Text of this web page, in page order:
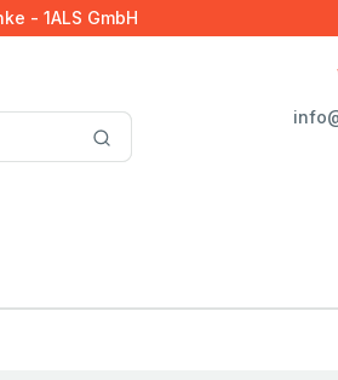
- 1ALS GmbH